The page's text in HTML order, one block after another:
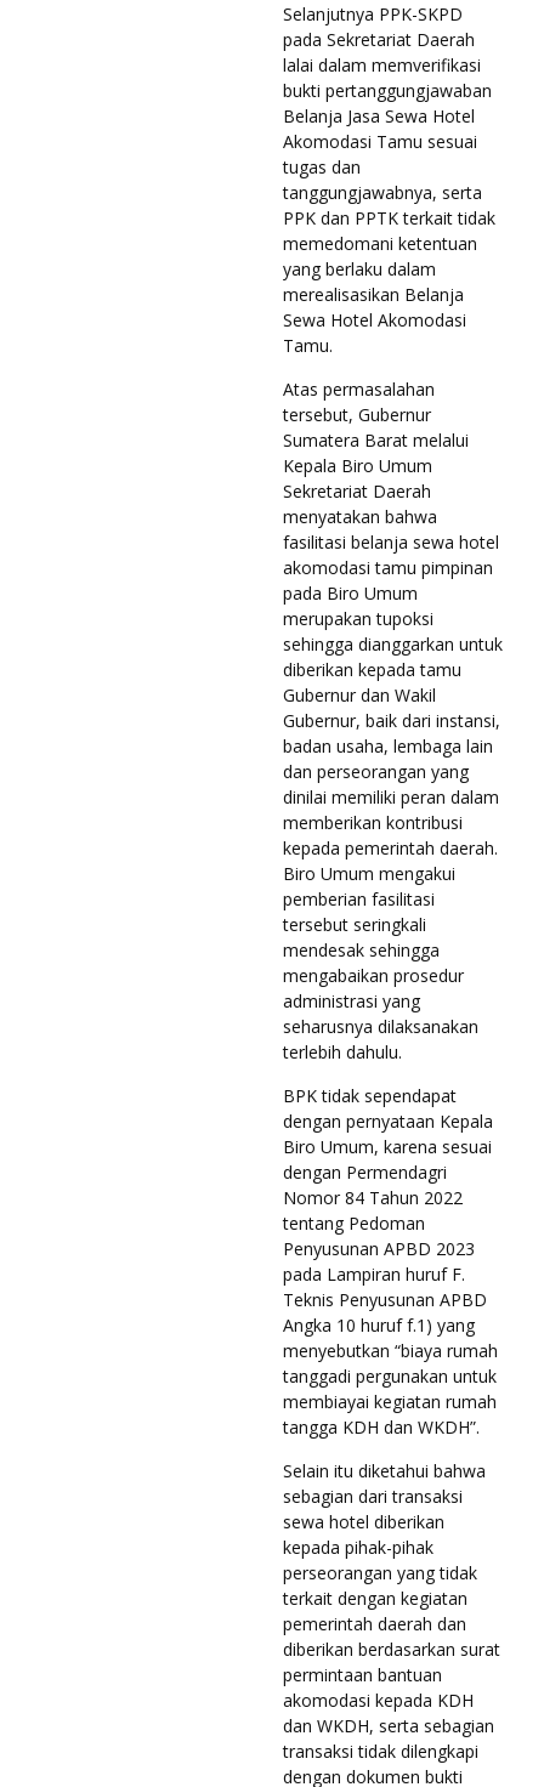
Selanjutnya PPK-SKPD
pada Sekretariat Daerah
lalai dalam memverifikasi
bukti pertanggungjawaban
Belanja Jasa Sewa Hotel
Akomodasi Tamu sesuai
tugas dan
tanggungjawabnya, serta
PPK dan PPTK terkait tidak
memedomani ketentuan
yang berlaku dalam
merealisasikan Belanja
Sewa Hotel Akomodasi
Tamu.
Atas permasalahan
tersebut, Gubernur
Sumatera Barat melalui
Kepala Biro Umum
Sekretariat Daerah
menyatakan bahwa
fasilitasi belanja sewa hotel
akomodasi tamu pimpinan
pada Biro Umum
merupakan tupoksi
sehingga dianggarkan untuk
diberikan kepada tamu
Gubernur dan Wakil
Gubernur, baik dari instansi,
badan usaha, lembaga lain
dan perseorangan yang
dinilai memiliki peran dalam
memberikan kontribusi
kepada pemerintah daerah.
Biro Umum mengakui
pemberian fasilitasi
tersebut seringkali
mendesak sehingga
mengabaikan prosedur
administrasi yang
seharusnya dilaksanakan
terlebih dahulu.
BPK tidak sependapat
dengan pernyataan Kepala
Biro Umum, karena sesuai
dengan Permendagri
Nomor 84 Tahun 2022
tentang Pedoman
Penyusunan APBD 2023
pada Lampiran huruf F.
Teknis Penyusunan APBD
Angka 10 huruf f.1) yang
menyebutkan “biaya rumah
tanggadi pergunakan untuk
membiayai kegiatan rumah
tangga KDH dan WKDH”.
Selain itu diketahui bahwa
sebagian dari transaksi
sewa hotel diberikan
kepada pihak-pihak
perseorangan yang tidak
terkait dengan kegiatan
pemerintah daerah dan
diberikan berdasarkan surat
permintaan bantuan
akomodasi kepada KDH
dan WKDH, serta sebagian
transaksi tidak dilengkapi
dengan dokumen bukti